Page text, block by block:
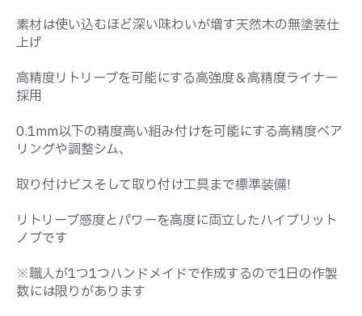
素材は使い込むほど深い味わいが増す天然木の無塗装仕
上げ
高精度リトリーブを可能にする高強度＆高精度ライナー
採用
0.1mm以下の精度高い組み付けを可能にする高精度ベア
リングや調整シム、
取り付けビスそして取り付け工具まで標準装備!
リトリーブ感度とパワーを高度に両立したハイブリット
ノブです
※職人が1つ1つハンドメイドで作成するので1日の作製
数には限りがあります